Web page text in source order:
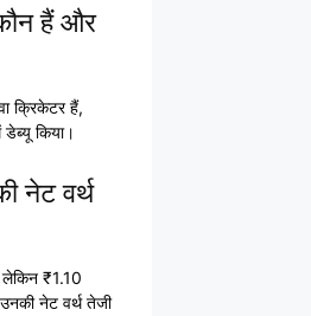
हैं और
क्रिकेटर हैं,
किया।
नेट वर्थ
लेकिन ₹1.10
नेट वर्थ तेजी